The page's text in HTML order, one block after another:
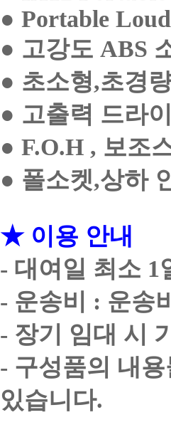
● Portable
● 고강도 ABS
● 초소형,초경
● 고출력 드라
● F.O.H , 보조
● 폴소켓,상하
★ 이용 안내
- 대여일 최소 1
- 운송비 : 운송
- 장기 임대 시
- 구성품의 내
있습니다.